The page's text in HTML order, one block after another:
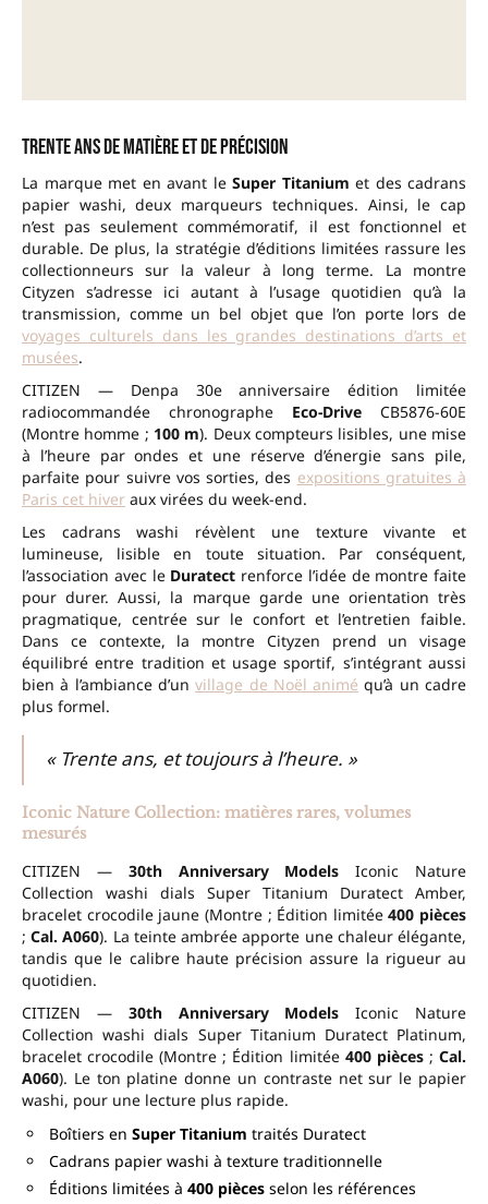
Trente ans de matière et de précision
La marque met en avant le Super Titanium et des cadrans
papier washi, deux marqueurs techniques. Ainsi, le cap
n’est pas seulement commémoratif, il est fonctionnel et
durable. De plus, la stratégie d’éditions limitées rassure les
collectionneurs sur la valeur à long terme. La montre
Cityzen s’adresse ici autant à l’usage quotidien qu’à la
transmission, comme un bel objet que l’on porte lors de
voyages culturels dans les grandes destinations d’arts et
musées.
CITIZEN — Denpa 30e anniversaire édition limitée
radiocommandée chronographe Eco-Drive CB5876-60E
(Montre homme ; 100 m). Deux compteurs lisibles, une mise
à l’heure par ondes et une réserve d’énergie sans pile,
parfaite pour suivre vos sorties, des expositions gratuites à
Paris cet hiver aux virées du week-end.
Les cadrans washi révèlent une texture vivante et
lumineuse, lisible en toute situation. Par conséquent,
l’association avec le Duratect renforce l’idée de montre faite
pour durer. Aussi, la marque garde une orientation très
pragmatique, centrée sur le confort et l’entretien faible.
Dans ce contexte, la montre Cityzen prend un visage
équilibré entre tradition et usage sportif, s’intégrant aussi
bien à l’ambiance d’unvillage de Noël animé qu’à un cadre
plus formel.
« Trente ans, et toujours à l’heure. »
Iconic Nature Collection: matières rares, volumes
mesurés
CITIZEN — 30th Anniversary Models Iconic Nature
Collection washi dials Super Titanium Duratect Amber,
bracelet crocodile jaune (Montre ; Édition limitée400 pièces
;Cal. A060). La teinte ambrée apporte une chaleur élégante,
tandis que le calibre haute précision assure la rigueur au
quotidien.
CITIZEN — 30th Anniversary Models Iconic Nature
Collection washi dials Super Titanium Duratect Platinum,
bracelet crocodile (Montre ; Édition limitée 400 pièces;Cal.
A060). Le ton platine donne un contraste net sur le papier
washi, pour une lecture plus rapide.
Boîtiers en Super Titanium traités Duratect
Cadrans papier washi à texture traditionnelle
Éditions limitées à 400 pièces selon les références